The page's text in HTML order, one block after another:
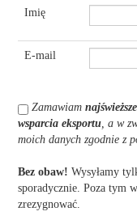
Imię
E-mail
Zamawiam
wsparcia eksportu , a w
moich danych zgodnie z
Bez obaw! Wysyłamy
sporadycznie. Poza tym
zrezygnować.